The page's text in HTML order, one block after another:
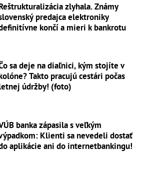
zlyhala. Známy
predajca elektroniky
končí a mieri k bankrotu
sa deje na diaľnici, kým stojíte v
Takto pracujú cestári počas
údržby! (foto)
banka zápasila s veľkým
Klienti sa nevedeli dostať
aplikácie ani do internetbankingu!